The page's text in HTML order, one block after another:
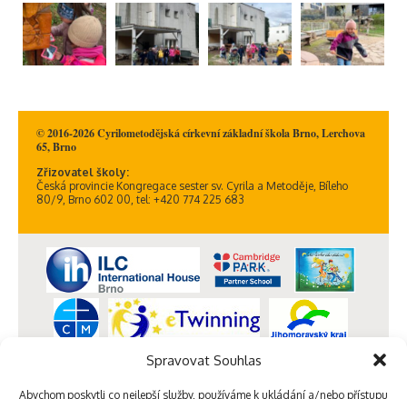
Spravovat Souhlas
Abychom poskytli co nejlepší služby, používáme k ukládání a/nebo přístupu
© 2016-2026 Cyrilometodějská církevní základní škola Brno, Lerchova
65, Brno
Zřizovatel školy:
Česká provincie Kongregace sester sv. Cyrila a Metoděje, Bíleho
80/9, Brno 602 00, tel: +420 774 225 683